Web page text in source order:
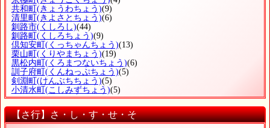
共和町 (きょうわちょう)(9)
清里町 (きよさとちょう)(6)
釧路市(くしろし)(44)
釧路町 (くしろちょう)(9)
倶知安町 (くっちゃんちょう)(13)
栗山町 (くりやまちょう)(19)
黒松内町 (くろまつないちょう)(6)
訓子府町 (くんねっぷちょう)(5)
剣淵町 (けんぶちちょう)(5)
小清水町 (こしみずちょう)(5)
【さ行】さ・し・す・せ・そ